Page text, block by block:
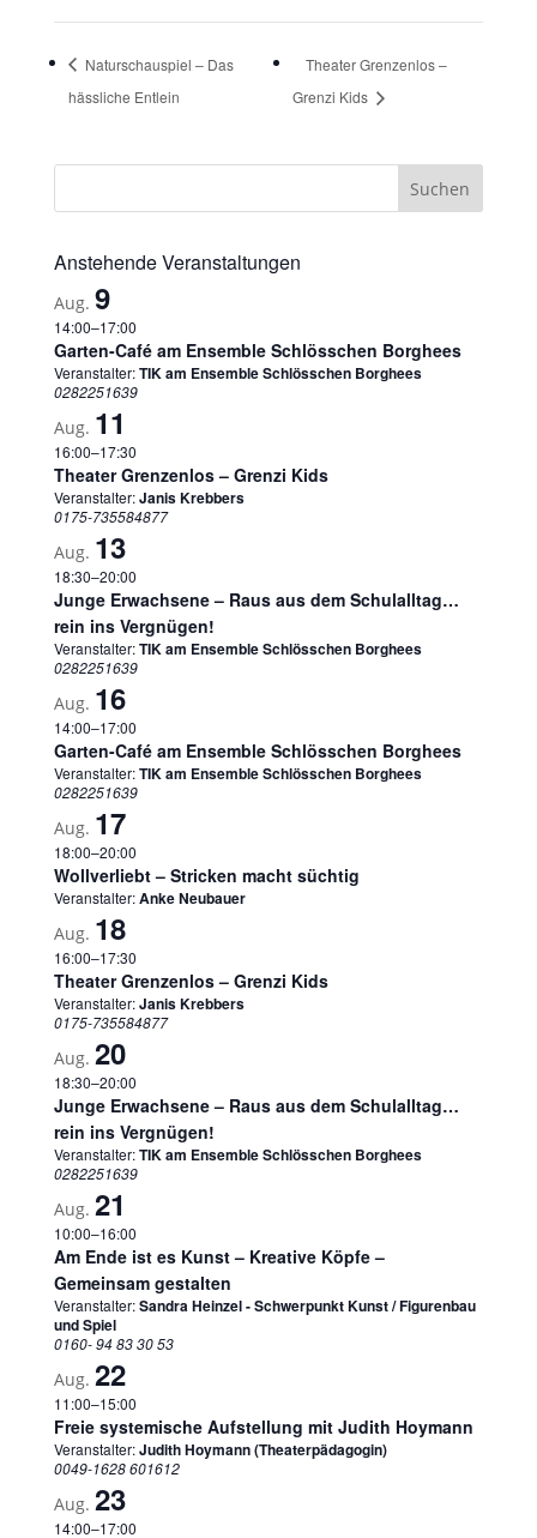
Naturschauspiel – Das
hässliche Entlein
Theater Grenzenlos –
Grenzi Kids
Anstehende Veranstaltungen
Aug. 9
14:00–17:00
Garten-Café am Ensemble Schlösschen Borghees
Veranstalter:TIK am Ensemble Schlösschen Borghees
0282251639
Aug. 11
16:00–17:30
Theater Grenzenlos – Grenzi Kids
Veranstalter:Janis Krebbers
0175-735584877
Aug. 13
18:30–20:00
Junge Erwachsene – Raus aus dem Schulalltag…
rein ins Vergnügen!
Veranstalter:TIK am Ensemble Schlösschen Borghees
0282251639
Aug. 16
14:00–17:00
Garten-Café am Ensemble Schlösschen Borghees
Veranstalter:TIK am Ensemble Schlösschen Borghees
0282251639
Aug. 17
18:00–20:00
Wollverliebt – Stricken macht süchtig
Veranstalter:Anke Neubauer
Aug. 18
16:00–17:30
Theater Grenzenlos – Grenzi Kids
Veranstalter:Janis Krebbers
0175-735584877
Aug. 20
18:30–20:00
Junge Erwachsene – Raus aus dem Schulalltag…
rein ins Vergnügen!
Veranstalter:TIK am Ensemble Schlösschen Borghees
0282251639
Aug. 21
10:00–16:00
Am Ende ist es Kunst – Kreative Köpfe –
Gemeinsam gestalten
Veranstalter:Sandra Heinzel - Schwerpunkt Kunst / Figurenbau
und Spiel
0160- 94 83 30 53
Aug. 22
11:00–15:00
Freie systemische Aufstellung mit Judith Hoymann
Veranstalter:Judith Hoymann (Theaterpädagogin)
0049-1628 601612
Aug. 23
14:00–17:00